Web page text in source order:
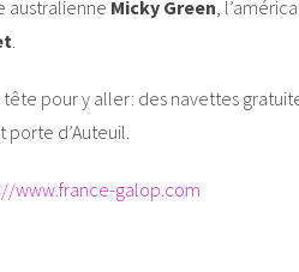
australienne Micky Green,
.
tête pour y aller: des navettes
d’Auteuil.
www.france-galop.com